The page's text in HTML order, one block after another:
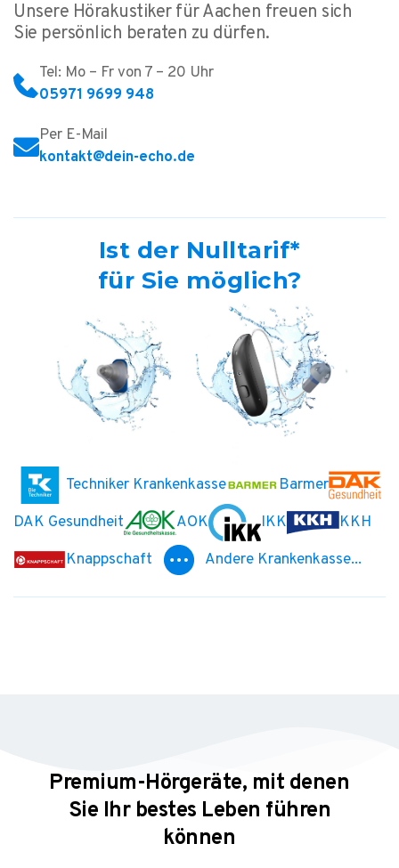
Ist der Nulltarif*
für Sie möglich?
Techniker Krankenkasse
Barmer
DAK Gesundheit
AOK IKK
KKH
Knappschaft
Andere Krankenkasse...
Unsere Hörakustiker für Aachen freuen sich
Sie persönlich beraten zu dürfen.
Tel: Mo – Fr von 7 – 20 Uhr
05971 9699 948
Per E-Mail
kontakt@dein-echo.de
Premium-Hörgeräte, mit denen
Sie Ihr bestes Leben führen
können